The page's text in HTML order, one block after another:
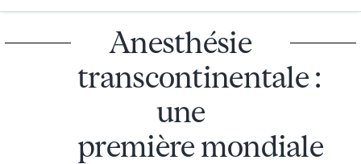
Anesthésie
transcontinentale :
une
première mondiale